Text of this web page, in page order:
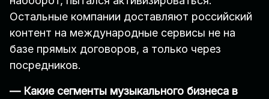
Остальные компании доставляют российский
контент на международные сервисы не на
базе прямых договоров, а только через
посредников.
— Какие сегменты музыкального бизнеса в